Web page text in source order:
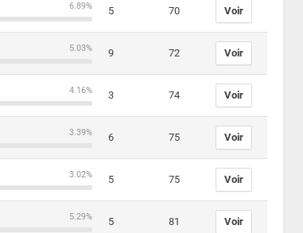
6.89% 5 70 Voir
5.03% 9 72 Voir
4.16% 3 74 Voir
3.39% 6 75 Voir
3.02% 5 75 Voir
5.29% 5 81 Voir